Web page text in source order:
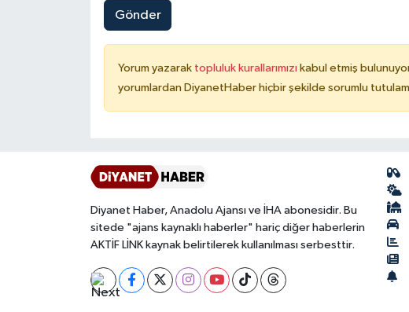
Gönder
Yorum yazarak topluluk kurallarımızı kabul etmiş
yorumlardan DiyanetHaber hiçbir şekilde sorumlu
Diyanet Haber, Anadolu Ajansı ve İHA abonesidir. Bu
sitede "ajans kaynaklı haberler" hariç diğer haberlerin
AKTİF LİNK kaynak belirtilerek kullanılması serbesttir.
Kütahya Müftülüğü
Malatya Müftülüğü
Manisa Müftülüğü
Mersin Müftülüğü
Muğla Müftülüğü
Muş Müftülüğü